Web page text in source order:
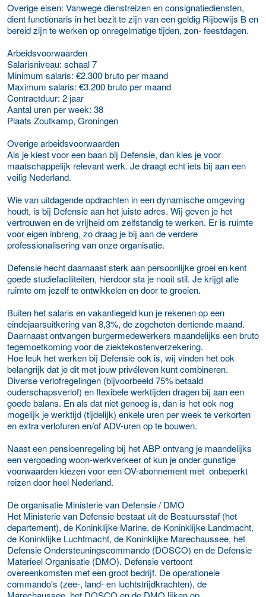
Overige eisen: Vanwege dienstreizen en consignatiediensten,
dient functionaris in het bezit te zijn van een geldig Rijbewijs B en
bereid zijn te werken op onregelmatige tijden, zon- feestdagen.
Arbeidsvoorwaarden
Salarisniveau: schaal 7
Minimum salaris: €2.300 bruto per maand
Maximum salaris: €3.200 bruto per maand
Contractduur: 2 jaar
Aantal uren per week: 38
Plaats Zoutkamp, Groningen
Overige arbeidsvoorwaarden
Als je kiest voor een baan bij Defensie, dan kies je voor
maatschappelijk relevant werk. Je draagt echt iets bij aan een
veilig Nederland.
Wie van uitdagende opdrachten in een dynamische omgeving
houdt, is bij Defensie aan het juiste adres. Wij geven je het
vertrouwen en de vrijheid om zelfstandig te werken. Er is ruimte
voor eigen inbreng, zo draag je bij aan de verdere
professionalisering van onze organisatie.
Defensie hecht daarnaast sterk aan persoonlijke groei en kent
goede studiefaciliteiten, hierdoor sta je nooit stil. Je krijgt alle
ruimte om jezelf te ontwikkelen en door te groeien.
Buiten het salaris en vakantiegeld kun je rekenen op een
eindejaarsuitkering van 8,3%, de zogeheten dertiende maand.
Daarnaast ontvangen burgermedewerkers maandelijks een bruto
tegemoetkoming voor de ziektekostenverzekering.
Hoe leuk het werken bij Defensie ook is, wij vinden het ook
belangrijk dat je dit met jouw privéleven kunt combineren.
Diverse verlofregelingen (bijvoorbeeld 75% betaald
ouderschapsverlof) en flexibele werktijden dragen bij aan een
goede balans. En als dat niet genoeg is, dan is het ook nog
mogelijk je werktijd (tijdelijk) enkele uren per week te verkorten
en extra verlofuren en/of ADV-uren op te bouwen.
Naast een pensioenregeling bij het ABP ontvang je maandelijks
een vergoeding woon-werkverkeer of kun je onder gunstige
voorwaarden kiezen voor een OV-abonnement met onbeperkt
reizen door heel Nederland.
De organisatie Ministerie van Defensie / DMO
Het Ministerie van Defensie bestaat uit de Bestuursstaf (het
departement), de Koninklijke Marine, de Koninklijke Landmacht,
de Koninklijke Luchtmacht, de Koninklijke Marechaussee, het
Defensie Ondersteuningscommando (DOSCO) en de Defensie
Materieel Organisatie (DMO). Defensie vertoont
overeenkomsten met een groot bedrijf. De operationele
commando's (zee-, land- en luchtstrijdkrachten), de